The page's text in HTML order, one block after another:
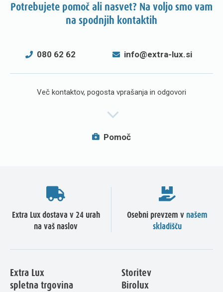
Potrebujete pomoč ali nasvet? Na voljo smo vam
na spodnjih kontaktih
080 62 62 info@extra-lux.si
Več kontaktov, pogosta vprašanja in odgovori
Pomoč
Extra Lux dostava v 24 urah
na vaš naslov
Osebni prevzem v našem
skladišču
Extra Lux
spletna trgovina
Storitev
Birolux